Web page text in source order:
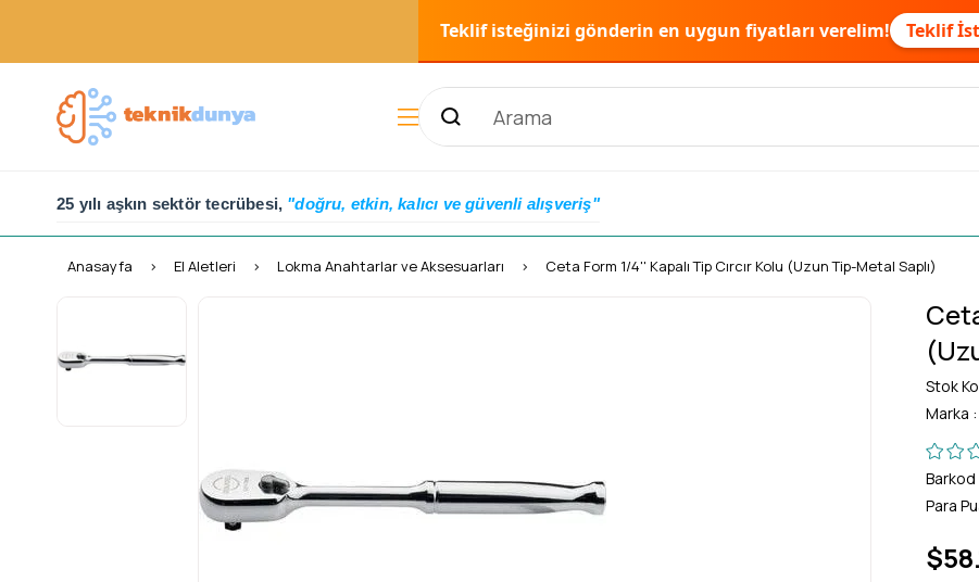
Teklif isteğinizi gönderin en uygun fiyatları verelim! Teklif
25 yılı aşkın sektör tecrübesi, "doğru, etkin, kalıcı ve güvenli alışveriş"
Anasayfa El Aletleri Lokma Anahtarlar ve Aksesuarları Ceta Form 1/4'' Kapalı Tip Cırcır Kolu (Uzun Tip-Metal Saplı)
Stok
Marka :
Barkod
Para